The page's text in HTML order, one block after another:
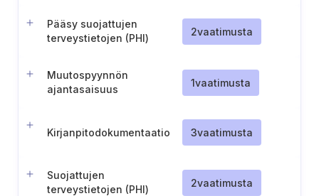
Pääsy suojattujen
terveystietojen (PHI)
2vaatimusta
Muutospyynnön
ajantasaisuus
1vaatimusta
Kirjanpitodokumentaatio 3vaatimusta
Suojattujen
terveystietojen (PHI)
2vaatimusta